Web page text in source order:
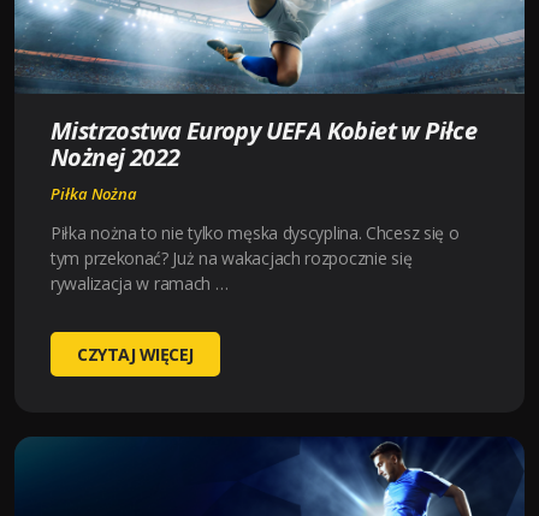
ROZGRYWKACH!
Mistrzostwa Europy UEFA Kobiet w Piłce
Nożnej 2022
Piłka Nożna
Piłka nożna to nie tylko męska dyscyplina. Chcesz się o
tym przekonać? Już na wakacjach rozpocznie się
rywalizacja w ramach …
MISTRZOSTWA
EUROPY
KOBIET
CZYTAJ WIĘCEJ